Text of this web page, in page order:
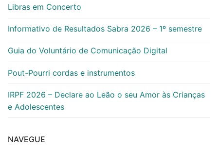
Libras em Concerto
Informativo de Resultados Sabra 2026 – 1º semestre
Guia do Voluntário de Comunicação Digital
Pout-Pourri cordas e instrumentos
IRPF 2026 – Declare ao Leão o seu Amor às Crianças
e Adolescentes
NAVEGUE